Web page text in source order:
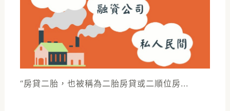
“房貸二胎，也被稱為二胎房貸或二順位房...